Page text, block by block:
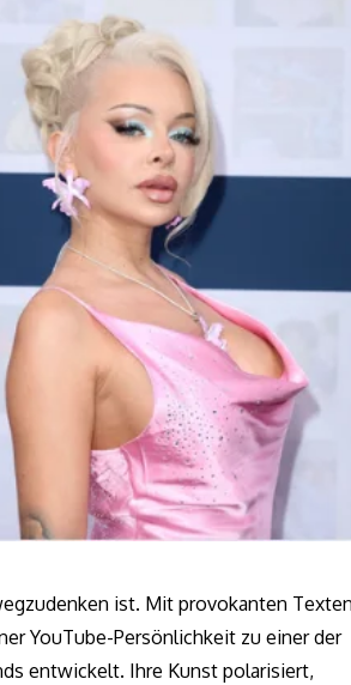
ist. Mit provokanten
YouTube-Persönlichkeit zu einer der
entwickelt. Ihre Kunst polarisiert,